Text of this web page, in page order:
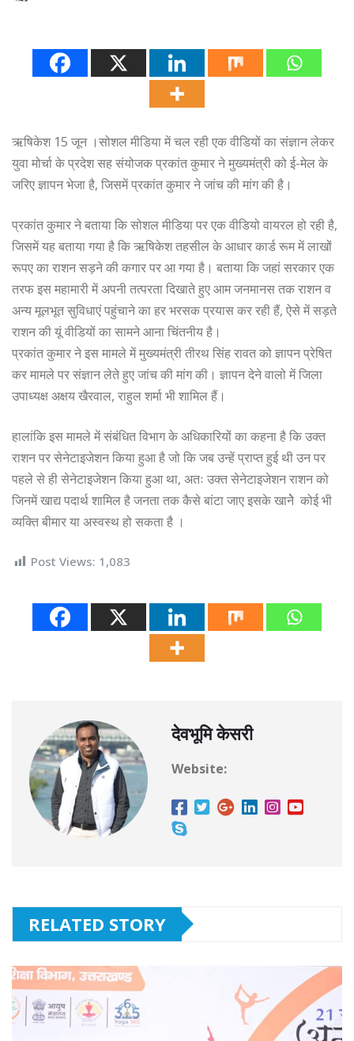
ऋषिकेश 15 जून ।सोशल मीडिया में चल रही एक वीडियों का संज्ञान लेकर
युवा मोर्चा के प्रदेश सह संयोजक प्रकांत कुमार ने मुख्यमंत्री को ई-मेल के
जरिए ज्ञापन भेजा है, जिसमें प्रकांत कुमार ने जांच की मांग की है।
प्रकांत कुमार ने बताया कि सोशल मीडिया पर एक वीडियो वायरल हो रही है,
जिसमें यह बताया गया है कि ऋषिकेश तहसील के आधार कार्ड रूम में लाखों
रूपए का राशन सड़ने की कगार पर आ गया है। बताया कि जहां सरकार एक
तरफ इस महामारी में अपनी तत्परता दिखाते हुए आम जनमानस तक राशन व
अन्य मूलभूत सुविधाएं पहुंचाने का हर भरसक प्रयास कर रही हैं, ऐसे में सड़ते
राशन की यूं वीडियों का सामने आना चिंतनीय है।
प्रकांत कुमार ने इस मामले में मुख्यमंत्री तीरथ सिंह रावत को ज्ञापन प्रेषित
कर मामले पर संज्ञान लेते हुए जांच की मांग की। ज्ञापन देने वालो में जिला
उपाध्यक्ष अक्षय खैरवाल, राहुल शर्मा भी शामिल हैं।
हालांकि इस मामले में संबंधित विभाग के अधिकारियों का कहना है कि उक्त
राशन पर सेनेटाइजेशन किया हुआ है जो कि जब उन्हें प्राप्त हुई थी उन पर
पहले से ही सेनेटाइजेशन किया हुआ था, अतः उक्त सेनेटाइजेशन राशन को
जिनमें खाद्य पदार्थ शामिल है जनता तक कैसे बांटा जाए इसके खानेेे कोई भी
व्यक्ति बीमार या अस्वस्थ हो सकता है ।
Post Views: 1,083
देवभूमि केसरी
Website:
RELATED STORY